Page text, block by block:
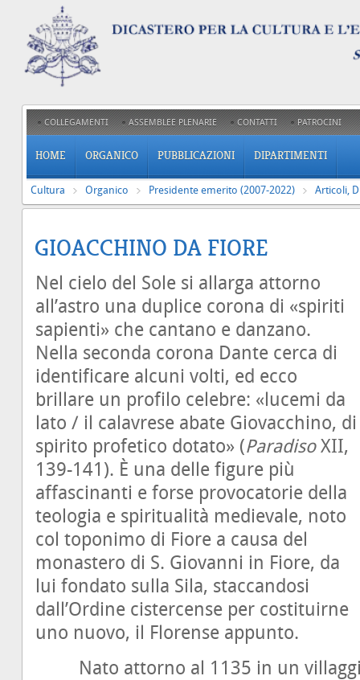
COLLEGAMENTI ASSEMBLEE PLENARIE CONTATTI PATROCINI
HOME ORGANICO PUBBLICAZIONI DIPARTIMENTI
Cultura Organico Presidente emerito (2007-2022) Articoli,
GIOACCHINO DA FIORE
Nel cielo del Sole si allarga attorno
all’astro una duplice corona di «spiriti
sapienti» che cantano e danzano.
Nella seconda corona Dante cerca di
identificare alcuni volti, ed ecco
brillare un profilo celebre: «lucemi da
lato / il calavrese abate Giovacchino, di
spirito profetico dotato» (ParadisoXII,
139-141). È una delle figure più
affascinanti e forse provocatorie della
teologia e spiritualità medievale, noto
col toponimo di Fiore a causa del
monastero di S. Giovanni in Fiore, da
lui fondato sulla Sila, staccandosi
dall’Ordine cistercense per costituirne
uno nuovo, il Florense appunto.
Nato attorno al 1135 in un